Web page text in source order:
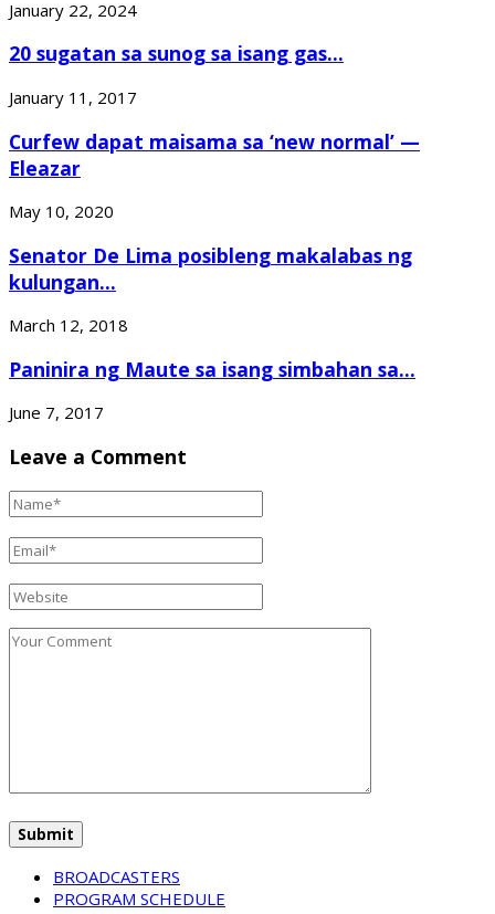
January 22, 2024
20 sugatan sa sunog sa isang gas...
January 11, 2017
Curfew dapat maisama sa ‘new normal’ —
Eleazar
May 10, 2020
Senator De Lima posibleng makalabas ng
kulungan...
March 12, 2018
Paninira ng Maute sa isang simbahan sa...
June 7, 2017
Leave a Comment
BROADCASTERS
PROGRAM SCHEDULE